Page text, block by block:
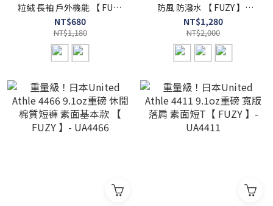
粒絨 長袖 戶外機能 【 FUZY
】- UA7098
NT$680
NT$1,180
防風 防潑水 【 FUZY 】-
UA7448
NT$1,280
NT$2,000